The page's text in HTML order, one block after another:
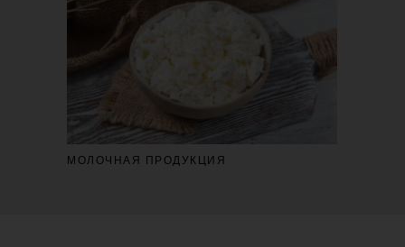
МОЛОЧНАЯ ПРОДУКЦИЯ